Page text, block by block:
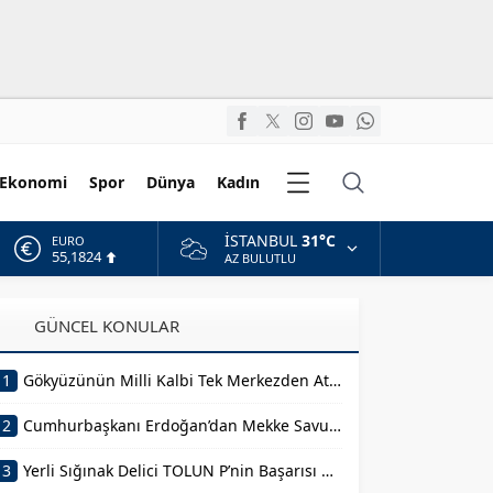
Ekonomi Spor Dünya Kadın
Kategoriler
EURO
55,1824
BİST
47,6954
İSTANBUL 31°C
AZ BULUTLU
GÜNCEL KONULAR
1 Gökyüzünün Milli Kalbi Tek Merkezden Atacak
2 Cumhurbaşkanı Erdoğan’dan Mekke Savunma Anlaşması Açıklaması
3 Yerli Sığınak Delici TOLUN P’nin Başarısı Sahnelendi